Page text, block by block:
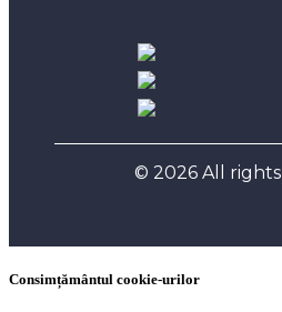
© 2026 All
Consimțământul cookie-urilor